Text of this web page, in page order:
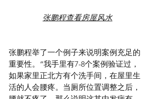
张鹏程查看房屋风水
张鹏程举了一个例子来说明案例充足的
重要性。“我手里有7-8个案例验证过，
如果家里正北方有个洗手间，在屋里生
活的人会腰疼。当厕所位置调整之后，